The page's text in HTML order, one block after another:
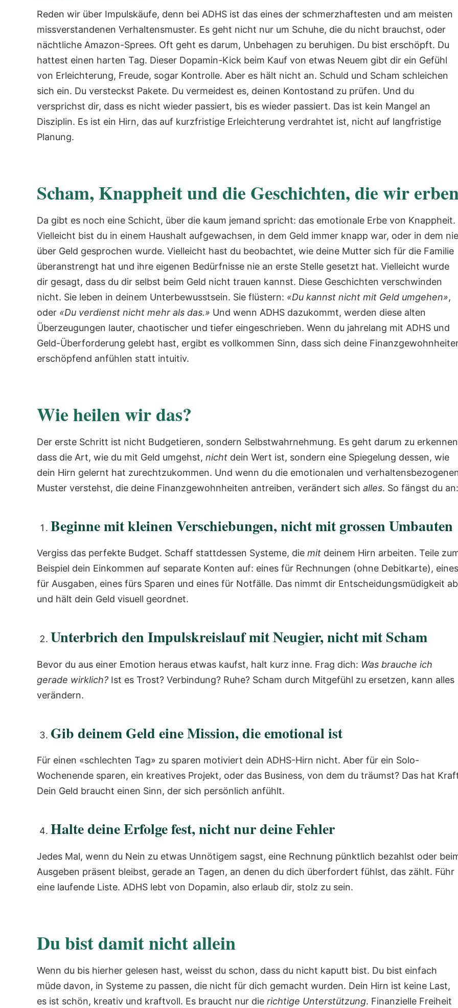
Reden wir über Impulskäufe, denn bei ADHS ist das eines der schmerzhaftesten und am meisten
missverstandenen Verhaltensmuster. Es geht nicht nur um Schuhe, die du nicht brauchst, oder
nächtliche Amazon-Sprees. Oft geht es darum, Unbehagen zu beruhigen. Du bist erschöpft. Du
hattest einen harten Tag. Dieser Dopamin-Kick beim Kauf von etwas Neuem gibt dir ein Gefühl
von Erleichterung, Freude, sogar Kontrolle. Aber es hält nicht an. Schuld und Scham schleichen
sich ein. Du versteckst Pakete. Du vermeidest es, deinen Kontostand zu prüfen. Und du
versprichst dir, dass es nicht wieder passiert, bis es wieder passiert. Das ist kein Mangel an
Disziplin. Es ist ein Hirn, das auf kurzfristige Erleichterung verdrahtet ist, nicht auf langfristige
Planung.
Scham, Knappheit und die Geschichten, die wir
Da gibt es noch eine Schicht, über die kaum jemand spricht: das emotionale Erbe von Knappheit.
Vielleicht bist du in einem Haushalt aufgewachsen, in dem Geld immer knapp war, oder in dem nie
über Geld gesprochen wurde. Vielleicht hast du beobachtet, wie deine Mutter sich für die Familie
überanstrengt hat und ihre eigenen Bedürfnisse nie an erste Stelle gesetzt hat. Vielleicht wurde
dir gesagt, dass du dir selbst beim Geld nicht trauen kannst. Diese Geschichten verschwinden
nicht. Sie leben in deinem Unterbewusstsein. Sie flüstern: «Du kannst nicht mit Geld umgehen»,
oder «Du verdienst nicht mehr als das.» Und wenn ADHS dazukommt, werden diese alten
Überzeugungen lauter, chaotischer und tiefer eingeschrieben. Wenn du jahrelang mit ADHS und
Geld-Überforderung gelebt hast, ergibt es vollkommen Sinn, dass sich deine
erschöpfend anfühlen statt intuitiv.
Wie heilen wir das?
Der erste Schritt ist nicht Budgetieren, sondern Selbstwahrnehmung. Es geht darum zu
dass die Art, wie du mit Geld umgehst, nicht dein Wert ist, sondern eine Spiegelung dessen, wie
dein Hirn gelernt hat zurechtzukommen. Und wenn du die emotionalen und
Muster verstehst, die deine Finanzgewohnheiten antreiben, verändert sich alles. So fängst du an:
Beginne mit kleinen Verschiebungen, nicht mit grossen Umbauten
Vergiss das perfekte Budget. Schaff stattdessen Systeme, die mit deinem Hirn arbeiten. Teile
Beispiel dein Einkommen auf separate Konten auf: eines für Rechnungen (ohne Debitkarte), eines
für Ausgaben, eines fürs Sparen und eines für Notfälle. Das nimmt dir Entscheidungsmüdigkeit ab
und hält dein Geld visuell geordnet.
Unterbrich den Impulskreislauf mit Neugier, nicht mit Scham
Bevor du aus einer Emotion heraus etwas kaufst, halt kurz inne. Frag dich: Was brauche ich
gerade wirklich? Ist es Trost? Verbindung? Ruhe? Scham durch Mitgefühl zu ersetzen, kann alles
verändern.
Gib deinem Geld eine Mission, die emotional ist
Für einen «schlechten Tag» zu sparen motiviert dein ADHS-Hirn nicht. Aber für ein Solo-
Wochenende sparen, ein kreatives Projekt, oder das Business, von dem du träumst? Das hat
Dein Geld braucht einen Sinn, der sich persönlich anfühlt.
Halte deine Erfolge fest, nicht nur deine Fehler
Jedes Mal, wenn du Nein zu etwas Unnötigem sagst, eine Rechnung pünktlich bezahlst oder
Ausgeben präsent bleibst, gerade an Tagen, an denen du dich überfordert fühlst, das zählt. Führ
eine laufende Liste. ADHS lebt von Dopamin, also erlaub dir, stolz zu sein.
Du bist damit nicht allein
Wenn du bis hierher gelesen hast, weisst du schon, dass du nicht kaputt bist. Du bist einfach
müde davon, in Systeme zu passen, die nicht für dich gemacht wurden. Dein Hirn ist keine Last,
es ist schön, kreativ und kraftvoll. Es braucht nur die richtige Unterstützung. Finanzielle Freiheit